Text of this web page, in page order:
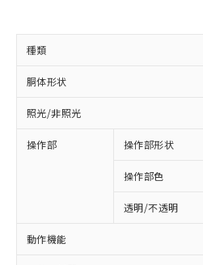
種類
胴体形状
照光/非照光
操作部 操作部形状
操作部色
透明/不透明
動作機能